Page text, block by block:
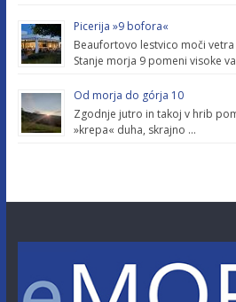
Picerija »9 bofora«
Beaufortovo lestvico moči
Stanje morja 9 pomeni visoke
Od morja do górja 10
Zgodnje jutro in takoj v hrib
»krepa« duha, skrajno …